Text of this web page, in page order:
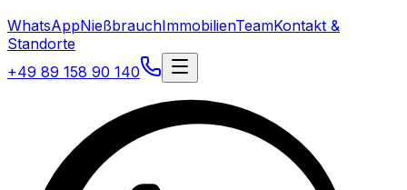
WhatsAppNießbrauchImmobilienTeamKontakt &
Standorte
+49 89 158 90 140